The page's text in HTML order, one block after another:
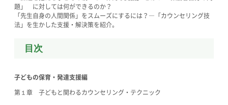
題」 に対しては何ができるのか？
「先生自身の人間関係」をスムーズにするには？―「カウンセリング技
法」を生かした支援・解決策を紹介。
目次
子どもの保育・発達支援編
第１章 子どもと関わるカウンセリング・テクニック